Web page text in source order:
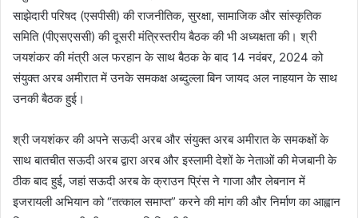
साझेदारी परिषद (एसपीसी) की राजनीतिक, सुरक्षा, सामाजिक और सांस्कृतिक
समिति (पीएसएससी) की दूसरी मंत्रिस्तरीय बैठक की भी अध्यक्षता की। श्री
जयशंकर की मंत्री अल फरहान के साथ बैठक के बाद 14 नवंबर, 2024 को
संयुक्त अरब अमीरात में उनके समकक्ष अब्दुल्ला बिन जायद अल नाहयान के साथ
उनकी बैठक हुई।
श्री जयशंकर की अपने सऊदी अरब और संयुक्त अरब अमीरात के समकक्षों के
साथ बातचीत सऊदी अरब द्वारा अरब और इस्लामी देशों के नेताओं की मेजबानी के
ठीक बाद हुई, जहां सऊदी अरब के क्राउन प्रिंस ने गाजा और लेबनान में
इजरायली अभियान को “तत्काल समाप्त” करने की मांग की और निर्माण का आह्वान